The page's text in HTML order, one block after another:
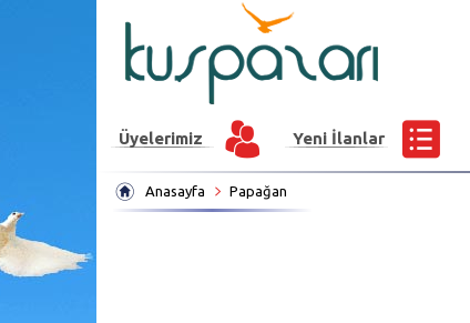
Üyelerimiz Yeni İlanlar
Anasayfa Papağan